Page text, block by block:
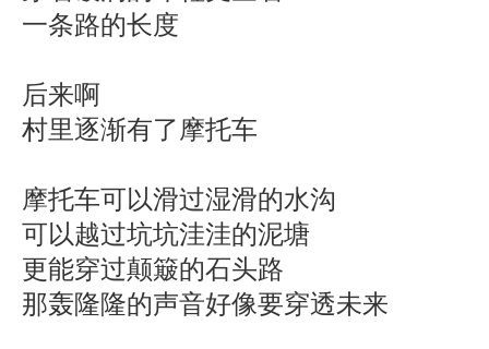
一条路的长度
后来啊
村里逐渐有了摩托车
摩托车可以滑过湿滑的水沟
可以越过坑坑洼洼的泥塘
更能穿过颠簸的石头路
那轰隆隆的声音好像要穿透未来